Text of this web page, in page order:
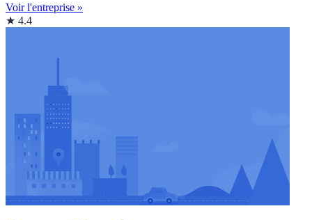
Voir l'entreprise »
★ 4.4